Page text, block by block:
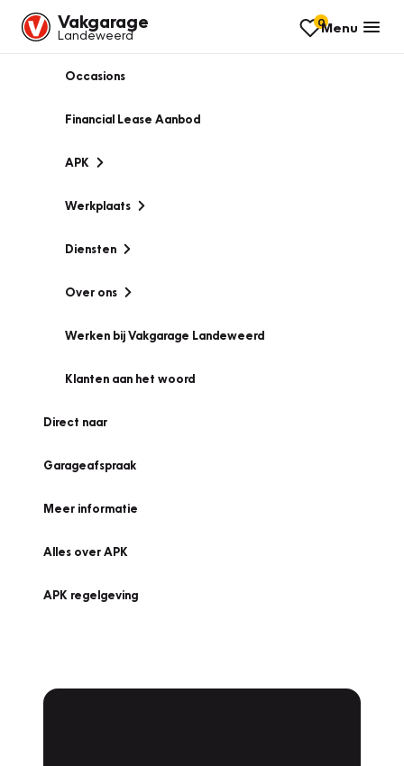
Vakgarage
Landeweerd
0Menu
Occasions
Financial Lease Aanbod
APK
Werkplaats
Diensten
Over ons
Werken bij Vakgarage Landeweerd
Klanten aan het woord
Direct naar
Garageafspraak
Meer informatie
Alles over APK
APK regelgeving